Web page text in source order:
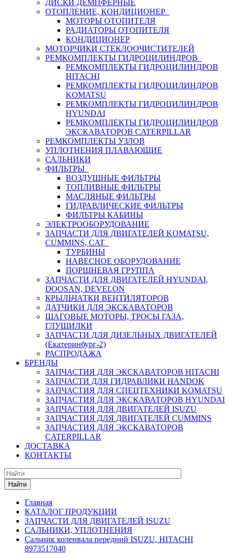
ДИСКИ ДЕМПФЕРНЫЕ
ОТОПЛЕНИЕ, КОНДИЦИОНЕР
МОТОРЫ ОТОПИТЕЛЯ
РАДИАТОРЫ ОТОПИТЕЛЯ
КОНДИЦИОНЕР
МОТОРЧИКИ СТЕКЛООЧИСТИТЕЛЕЙ
РЕМКОМПЛЕКТЫ ГИДРОЦИЛИНДРОВ
РЕМКОМПЛЕКТЫ ГИДРОЦИЛИНДРОВ
HITACHI
РЕМКОМПЛЕКТЫ ГИДРОЦИЛИНДРОВ
KOMATSU
РЕМКОМПЛЕКТЫ ГИДРОЦИЛИНДРОВ
HYUNDAI
РЕМКОМПЛЕКТЫ ГИДРОЦИЛИНДРОВ
ЭКСКАВАТОРОВ CATERPILLAR
РЕМКОМПЛЕКТЫ УЗЛОВ
УПЛОТНЕНИЯ ПЛАВАЮЩИЕ
САЛЬНИКИ
ФИЛЬТРЫ
ВОЗДУШНЫЕ ФИЛЬТРЫ
ТОПЛИВНЫЕ ФИЛЬТРЫ
МАСЛЯНЫЕ ФИЛЬТРЫ
ГИДРАВЛИЧЕСКИЕ ФИЛЬТРЫ
ФИЛЬТРЫ КАБИНЫ
ЭЛЕКТРООБОРУДОВАНИЕ
ЗАПЧАСТИ ДЛЯ ДВИГАТЕЛЕЙ KOMATSU,
CUMMINS, CAT
ТУРБИНЫ
НАВЕСНОЕ ОБОРУДОВАНИЕ
ПОРШНЕВАЯ ГРУППА
ЗАПЧАСТИ ДЛЯ ДВИГАТЕЛЕЙ HYUNDAI,
DOOSAN, DEVELON
КРЫЛЬЧАТКИ ВЕНТИЛЯТОРОВ
ДАТЧИКИ ДЛЯ ЭКСКАВАТОРОВ
ШАГОВЫЕ МОТОРЫ, ТРОСЫ ГАЗА,
ГЛУШИЛКИ
ЗАПЧАСТИ ДЛЯ ДИЗЕЛЬНЫХ ДВИГАТЕЛЕЙ
(Екатеринбург-2)
РАСПРОДАЖА
БРЕНДЫ
ЗАПЧАСТИЯ ДЛЯ ЭКСКАВАТОРОВ HITACHI
ЗАПЧАСТИ ДЛЯ ГИДРАВЛИКИ HANDOK
ЗАПЧАСТИЯ ДЛЯ СПЕЦТЕХНИКИ KOMATSU
ЗАПЧАСТИЯ ДЛЯ ЭКСКАВАТОРОВ HYUNDAI
ЗАПЧАСТИЯ ДЛЯ ДВИГАТЕЛЕЙ ISUZU
ЗАПЧАСТИЯ ДЛЯ ДВИГАТЕЛЕЙ CUMMINS
ЗАПЧАСТИЯ ДЛЯ ЭКСКАВАТОРОВ
CATERPILLAR
ДОСТАВКА
КОНТАКТЫ
Найти
Главная
КАТАЛОГ ПРОДУКЦИИ
ЗАПЧАСТИ ДЛЯ ДВИГАТЕЛЕЙ ISUZU
САЛЬНИКИ, УПЛОТНЕНИЯ
Сальник коленвала передний ISUZU, HITACHI
8973517040